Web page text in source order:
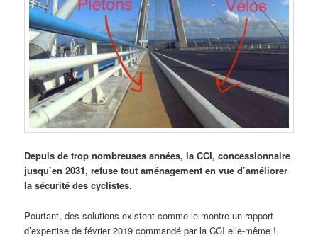
Depuis de trop nombreuses années, la CCI, concessionnaire
jusqu’en 2031, refuse tout aménagement en vue d’améliorer
la sécurité des cyclistes.
Pourtant, des solutions existent comme le montre un rapport
d’expertise de février 2019 commandé par la CCI elle-même !